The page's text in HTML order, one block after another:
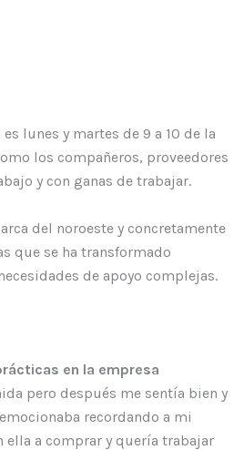
lunes y martes de 9 a 10 de la
los compañeros, proveedores
y con ganas de trabajar.
del noroeste y concretamente
que se ha transformado
de apoyo complejas.
en la empresa
pero después me sentía bien y
recordando a mi
ella a comprar y quería trabajar